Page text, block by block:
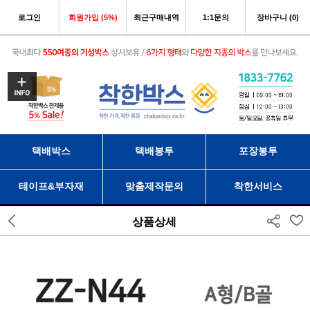
로그인 회원가입 (5%) 최근구매내역 1:1문의 장바구니 (0)
택배박스 택배봉투 포장봉투
테이프&부자재 맞춤제작문의 착한서비스
상품상세